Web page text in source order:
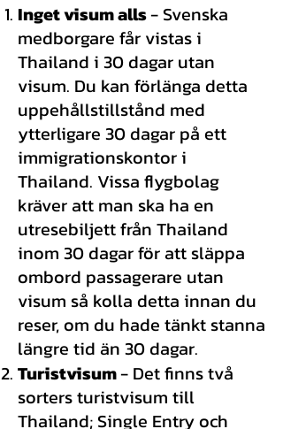
Inget visum alls- Svenska
medborgare får vistas i
Thailand i 30 dagar utan
visum. Du kan förlänga detta
uppehållstillstånd med
ytterligare 30 dagar på ett
immigrationskontor i
Thailand. Vissa flygbolag
kräver att man ska ha en
utresebiljett från Thailand
inom 30 dagar för att släppa
ombord passagerare utan
visum så kolla detta innan du
reser, om du hade tänkt stanna
längre tid än 30 dagar.
Turistvisum- Det finns två
sorters turistvisum till
Thailand; Single Entry och